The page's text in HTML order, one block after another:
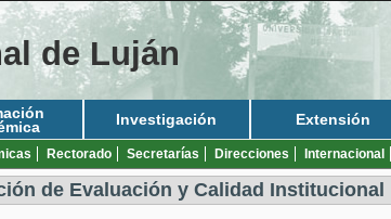
de Luján
Investigación Extensión
Rectorado Secretarías Direcciones Internacional
de Evaluación y Calidad Institucional